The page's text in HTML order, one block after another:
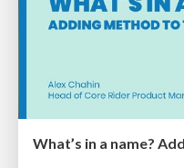
What’s in a name?